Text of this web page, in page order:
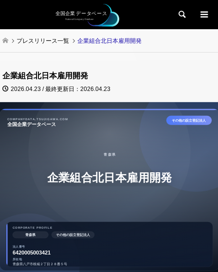
検索
プレスリリース一覧 企業組合北日本雇用開発
企業組合北日本雇用開発
2026.04.23 / 最終更新日：2026.04.23